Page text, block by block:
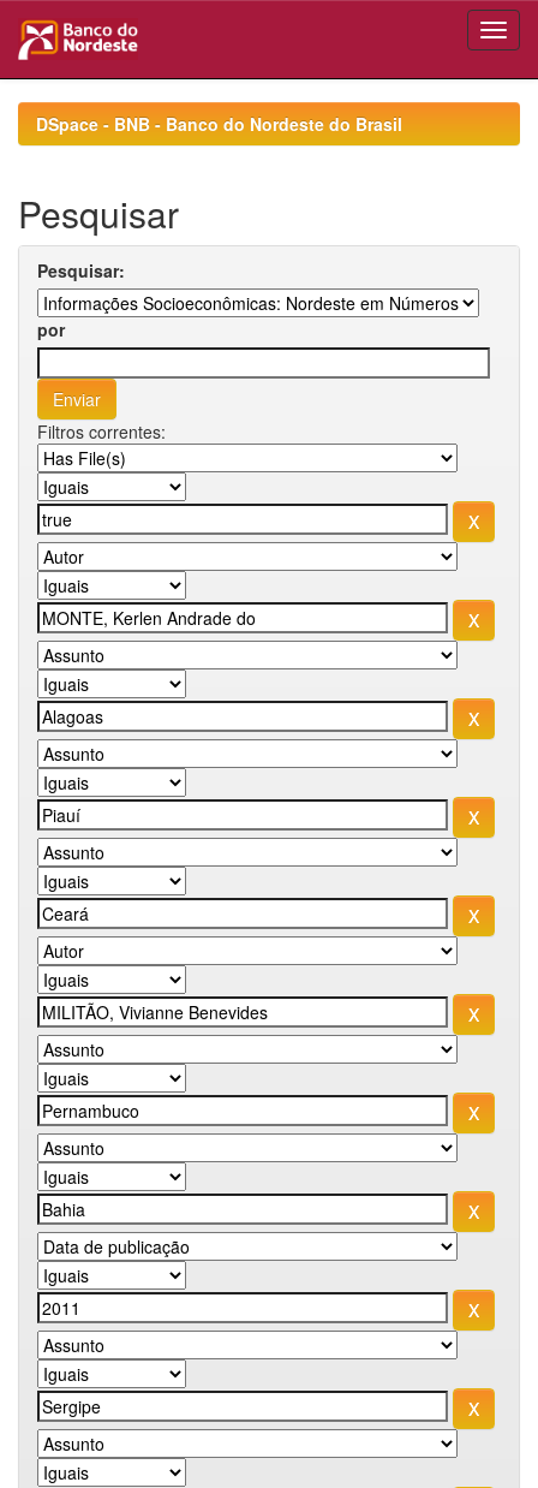
navigationDSpace - BNB - Banco do Nordeste do Brasil
Pesquisar
Pesquisar:
por
Filtros correntes: